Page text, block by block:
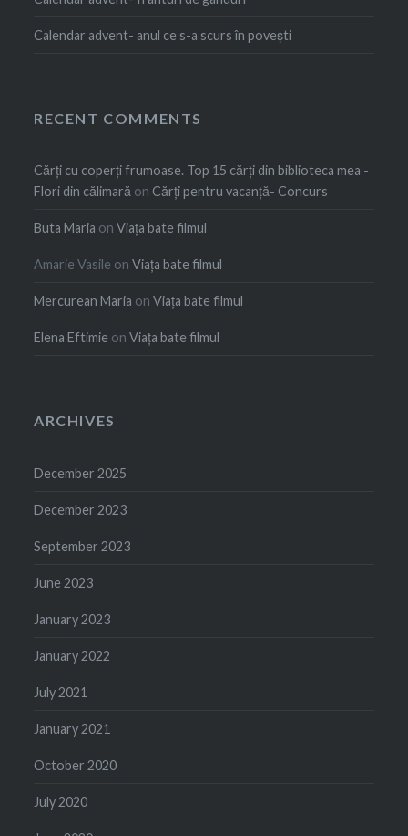
Calendar advent- anul ce s-a scurs în povești
RECENT COMMENTS
Cărți cu coperți frumoase. Top 15 cărți din biblioteca mea -
Flori din călimară on Cărți pentru vacanță- Concurs
Buta Maria onViața bate filmul
Amarie Vasile onViața bate filmul
Mercurean Maria onViața bate filmul
Elena Eftimie onViața bate filmul
ARCHIVES
December 2025
December 2023
September 2023
June 2023
January 2023
January 2022
July 2021
January 2021
October 2020
July 2020